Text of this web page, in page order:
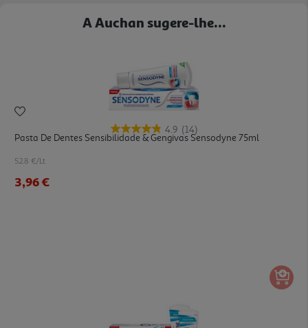
A Auchan sugere-lhe...
4.9 (14)
Pasta De Dentes Sensibilidade & Gengivas Sensodyne 75ml
52.8 €/Lt
3,96 €